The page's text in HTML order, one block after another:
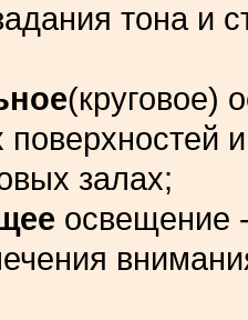
тона и
(круговое)
поверхностей
залах;
освещение